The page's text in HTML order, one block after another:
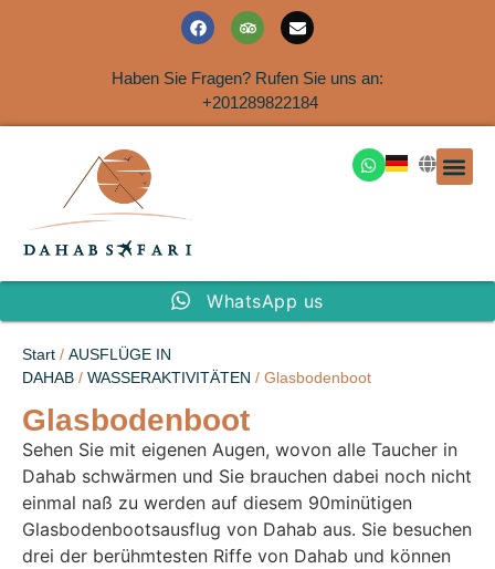
Haben Sie Fragen? Rufen Sie uns an:
+201289822184
WhatsApp us
Start / AUSFLÜGE IN
DAHAB / WASSERAKTIVITÄTEN / Glasbodenboot
Glasbodenboot
Sehen Sie mit eigenen Augen, wovon alle Taucher in
Dahab schwärmen und Sie brauchen dabei noch nicht
einmal naß zu werden auf diesem 90minütigen
Glasbodenbootsausflug von Dahab aus. Sie besuchen
drei der berühmtesten Riffe von Dahab und können